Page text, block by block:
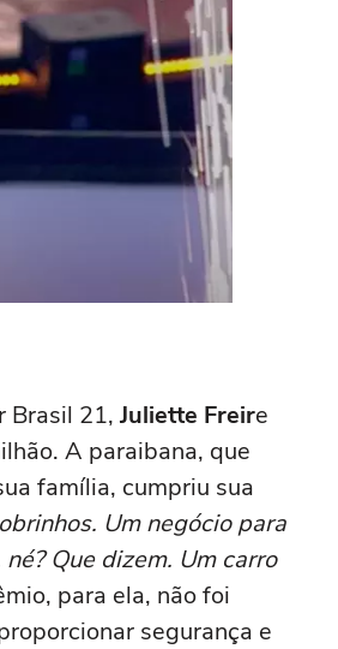
Brasil 21, Juliette Freire
A paraibana, que
família, cumpriu sua
Um negócio para
Que dizem. Um carro
para ela, não foi
segurança e